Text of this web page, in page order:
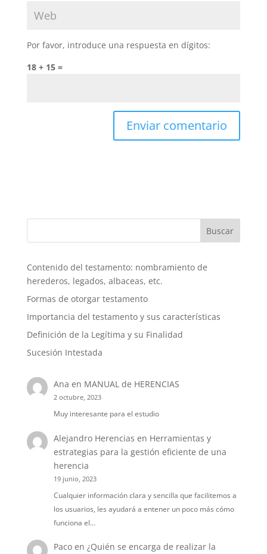
Por favor, introduce una respuesta en dígitos:
18 + 15 =
Buscar
Contenido del testamento: nombramiento de
herederos, legados, albaceas, etc.
Formas de otorgar testamento
Importancia del testamento y sus características
Definición de la Legítima y su Finalidad
Sucesión Intestada
Ana en MANUAL de HERENCIAS
2 octubre, 2023
Muy interesante para el estudio
Alejandro Herencias en Herramientas y
estrategias para la gestión eficiente de una
herencia
19 junio, 2023
Cualquier información clara y sencilla que facilitemos a
los usuarios, les ayudará a entener un poco más cómo
funciona el…
Paco en¿Quién se encarga de realizar la